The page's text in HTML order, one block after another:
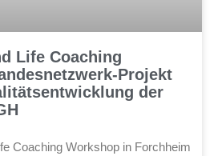
Life Coaching
Projekt
der
Coaching Workshop in Forchheim